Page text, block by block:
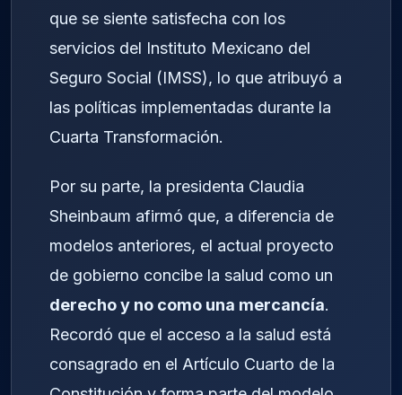
que se siente satisfecha con los
servicios del Instituto Mexicano del
Seguro Social (IMSS), lo que atribuyó a
las políticas implementadas durante la
Cuarta Transformación.
Por su parte, la presidenta Claudia
Sheinbaum afirmó que, a diferencia de
modelos anteriores, el actual proyecto
de gobierno concibe la salud como un
derecho y no como una mercancía.
Recordó que el acceso a la salud está
consagrado en el Artículo Cuarto de la